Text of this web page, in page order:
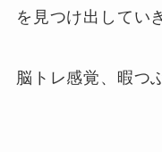
を見つけ出してい
脳トレ感覚、暇つ